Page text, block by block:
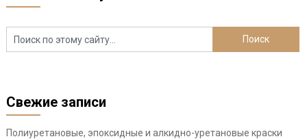
Свежие записи
Полиуретановые, эпоксидные и алкидно-уретановые краски